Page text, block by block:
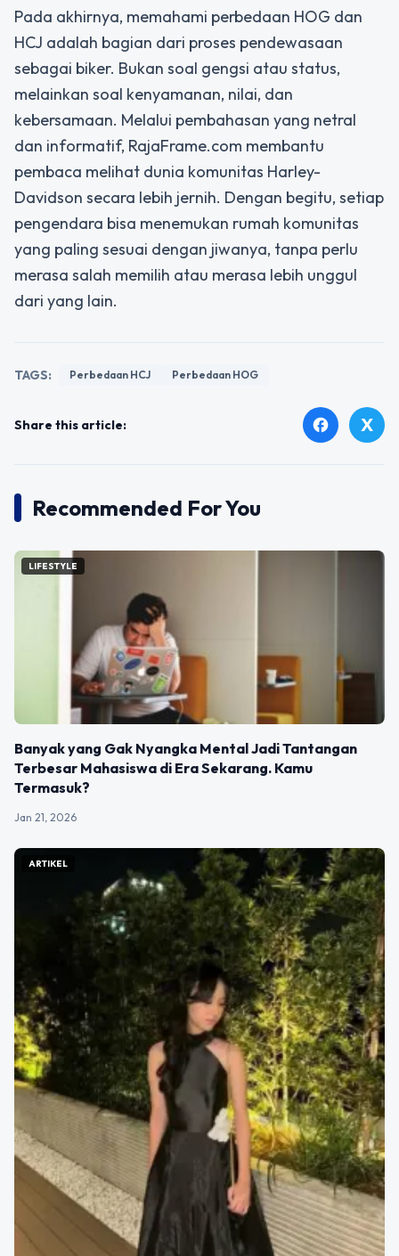
Pada akhirnya, memahami perbedaan HOG dan
HCJ adalah bagian dari proses pendewasaan
sebagai biker. Bukan soal gengsi atau status,
melainkan soal kenyamanan, nilai, dan
kebersamaan. Melalui pembahasan yang netral
dan informatif, RajaFrame.com membantu
pembaca melihat dunia komunitas Harley-
Davidson secara lebih jernih. Dengan begitu, setiap
pengendara bisa menemukan rumah komunitas
yang paling sesuai dengan jiwanya, tanpa perlu
merasa salah memilih atau merasa lebih unggul
dari yang lain.
TAGS: Perbedaan HCJ Perbedaan HOG
Share this article: facebook X
Recommended For You
LIFESTYLE
Banyak yang Gak Nyangka Mental Jadi Tantangan
Terbesar Mahasiswa di Era Sekarang. Kamu
Termasuk?
Jan 21, 2026
ARTIKEL